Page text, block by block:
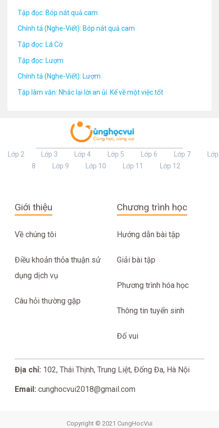
Tập đọc: Bóp nát quả cam
Chính tả (Nghe-Viết): Bóp nát quả cam
Tập đọc: Lá Cờ
Tập đọc: Lượm
Chính tả (Nghe-Viết): Lượm
Tập làm văn: Nhắc lại lời an ủi. Kể về một việc tốt
Lớp 2 Lớp 3 Lớp 4 Lớp 5 Lớp 6 Lớp 7
Lớp
8
Lớp 9 Lớp 10 Lớp 11 Lớp 12
Giới thiệu
Về chúng tôi
Điều khoản thỏa thuận sử
dụng dịch vụ
Câu hỏi thường gặp
Chương trình học
Hướng dẫn bài tập
Giải bài tập
Phương trình hóa học
Thông tin tuyển sinh
Đố vui
Địa chỉ: 102, Thái Thịnh, Trung Liệt, Đống Đa, Hà Nội
Email: cunghocvui2018@gmail.com
Copyright © 2021 CungHocVui